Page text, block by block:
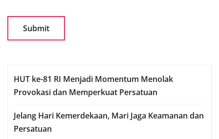
HUT ke-81 RI Menjadi Momentum Menolak
Provokasi dan Memperkuat Persatuan
Jelang Hari Kemerdekaan, Mari Jaga Keamanan dan
Persatuan